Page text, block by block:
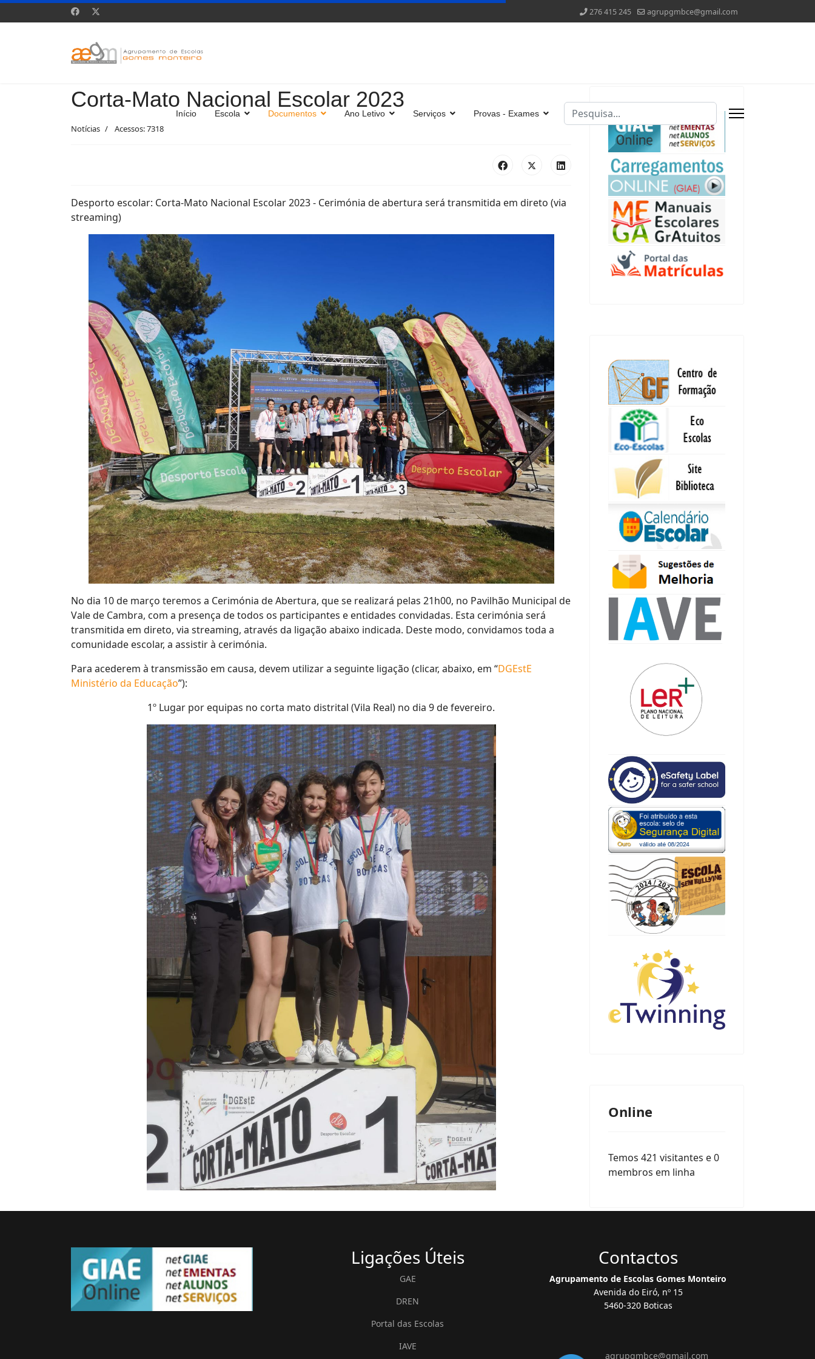
276 415 245 agrupgmbce@gmail.com
Início Escola Documentos Ano Letivo Serviços Provas - Exames
Pesquisar
Type 2 or more characters for results.
Corta-Mato Nacional Escolar 2023
Notícias Acessos: 7318
Desporto escolar: Corta-Mato Nacional Escolar 2023 - Cerimónia de abertura será transmitida em direto (via
streaming)
No dia 10 de março teremos a Cerimónia de Abertura, que se realizará pelas 21h00, no Pavilhão Municipal de
Vale de Cambra, com a presença de todos os participantes e entidades convidadas. Esta cerimónia será
transmitida em direto, via streaming, através da ligação abaixo indicada. Deste modo, convidamos toda a
comunidade escolar, a assistir à cerimónia.
Para acederem à transmissão em causa, devem utilizar a seguinte ligação (clicar, abaixo, em “DGEstE
Ministério da Educação”):
1º Lugar por equipas no corta mato distrital (Vila Real) no dia 9 de fevereiro.
Online
Temos 421 visitantes e 0
membros em linha
LigaçõesÚteis
GAE
DREN
Portal das Escolas
IAVE
Contactos
Agrupamento de Escolas Gomes Monteiro
Avenida do Eiró, nº 15
5460-320 Boticas
agrupgmbce@gmail.com